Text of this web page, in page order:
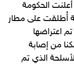
الحكومة
أُطلقت على مطار
اعتراضها
من إصابة
الذي تم